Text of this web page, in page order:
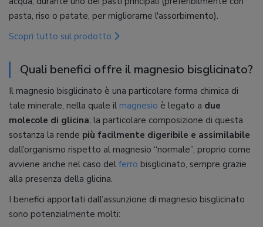
pasta, riso o patate, per migliorarne l'assorbimento).
Scopri tutto sul prodotto
Quali benefici offre il magnesio bisglicinato?
Il magnesio bisglicinato è una particolare forma chimica di
tale minerale, nella quale il magnesio è legato a due
molecole di glicina; la particolare composizione di questa
sostanza la rende più facilmente digeribile e assimilabile
dall’organismo rispetto al magnesio “normale”, proprio come
avviene anche nel caso del ferro bisglicinato, sempre grazie
alla presenza della glicina.
I benefici apportati dall’assunzione di magnesio bisglicinato
sono potenzialmente molti: